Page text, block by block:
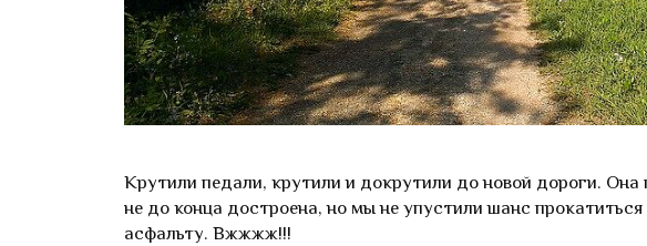
Крутили педали, крутили и докрутили до новой дороги.
не до конца достроена, но мы не упустили шанс
асфальту. Вжжжж!!!